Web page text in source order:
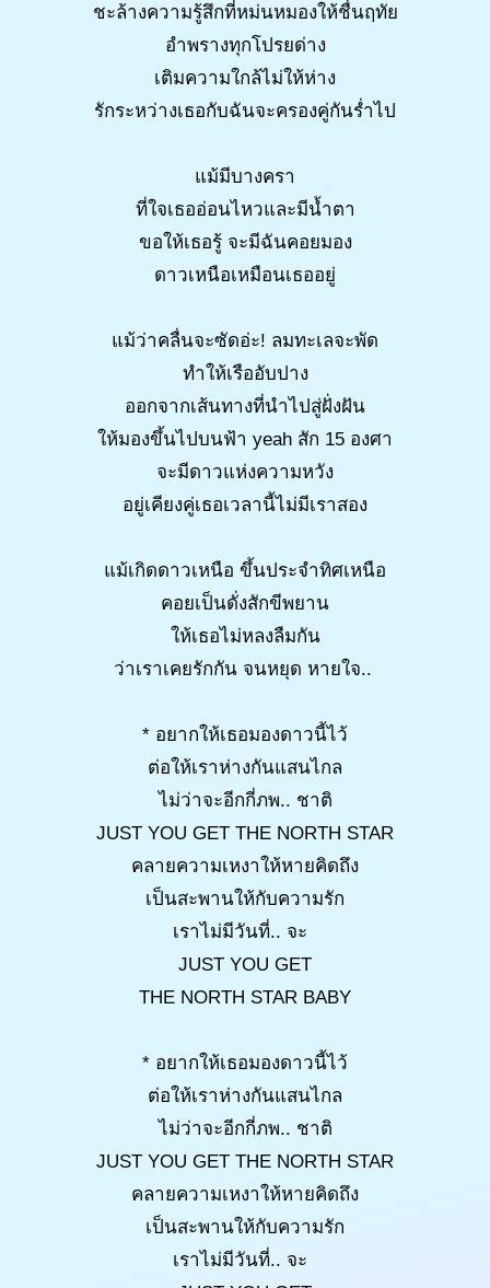
ชะล้างความรู้สึกที่หม่นหมองให้ชื่นฤทัย
อำพรางทุกโปรยด่าง
เติมความใกล้ไม่ให้ห่าง
รักระหว่างเธอกับฉันจะครองคู่กันร่ำไป
แม้มีบางครา
ที่ใจเธออ่อนไหวและมีน้ำตา
ขอให้เธอรู้ จะมีฉันคอยมอง
ดาวเหนือเหมือนเธออยู่
แม้ว่าคลื่นจะซัดอ่ะ! ลมทะเลจะพัด
ทำให้เรืออับปาง
ออกจากเส้นทางที่นำไปสู่ฝั่งฝัน
ให้มองขึ้นไปบนฟ้า yeah สัก 15 องศา
จะมีดาวแห่งความหวัง
อยู่เคียงคู่เธอเวลานี้ไม่มีเราสอง
แม้เกิดดาวเหนือ ขึ้นประจำทิศเหนือ
คอยเป็นดั่งสักขีพยาน
ให้เธอไม่หลงลืมกัน
ว่าเราเคยรักกัน จนหยุด หายใจ..
* อยากให้เธอมองดาวนี้ไว้
ต่อให้เราห่างกันแสนไกล
ไม่ว่าจะอีกกี่ภพ.. ชาติ
JUST YOU GET THE NORTH STAR
คลายความเหงาให้หายคิดถึง
เป็นสะพานให้กับความรัก
เราไม่มีวันที่.. จะ
JUST YOU GET
THE NORTH STAR BABY
* อยากให้เธอมองดาวนี้ไว้
ต่อให้เราห่างกันแสนไกล
ไม่ว่าจะอีกกี่ภพ.. ชาติ
JUST YOU GET THE NORTH STAR
คลายความเหงาให้หายคิดถึง
เป็นสะพานให้กับความรัก
เราไม่มีวันที่.. จะ